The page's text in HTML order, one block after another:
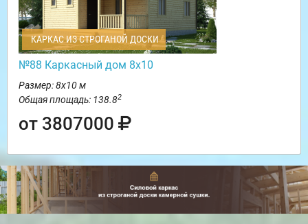
КАРКАС ИЗ СТРОГАНОЙ ДОСКИ
№88 Каркасный дом 8х10
Размер: 8х10 м
Общая площадь: 138.82
от 3807000